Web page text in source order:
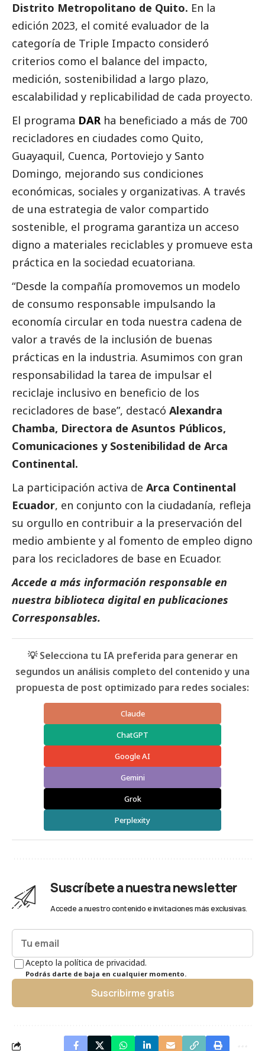
Distrito Metropolitano de Quito. En la
edición 2023, el comité evaluador de la
categoría de Triple Impacto consideró
criterios como el balance del impacto,
medición, sostenibilidad a largo plazo,
escalabilidad y replicabilidad de cada proyecto.
El programa DAR ha beneficiado a más de 700
recicladores en ciudades como Quito,
Guayaquil, Cuenca, Portoviejo y Santo
Domingo, mejorando sus condiciones
económicas, sociales y organizativas. A través
de una estrategia de valor compartido
sostenible, el programa garantiza un acceso
digno a materiales reciclables y promueve esta
práctica en la sociedad ecuatoriana.
“Desde la compañía promovemos un modelo
de consumo responsable impulsando la
economía circular en toda nuestra cadena de
valor a través de la inclusión de buenas
prácticas en la industria. Asumimos con gran
responsabilidad la tarea de impulsar el
reciclaje inclusivo en beneficio de los
recicladores de base”, destacó Alexandra
Chamba, Directora de Asuntos Públicos,
Comunicaciones y Sostenibilidad de Arca
Continental.
La participación activa de Arca Continental
Ecuador, en conjunto con la ciudadanía, refleja
su orgullo en contribuir a la preservación del
medio ambiente y al fomento de empleo digno
para los recicladores de base en Ecuador.
Accede a más información responsable en
nuestra biblioteca digital en publicaciones
Corresponsables.
💡 Selecciona tu IA preferida para generar en
segundos un análisis completo del contenido y una
propuesta de post optimizado para redes sociales:
Claude
ChatGPT
Google AI
Gemini
Grok
Perplexity
Suscríbete a nuestra newsletter
Accede a nuestro contenido e invitaciones más exclusivas.
Acepto la política de privacidad.
Podrás darte de baja en cualquier momento.
Suscribirme gratis